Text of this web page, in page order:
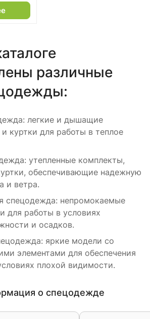
различные
легкие и дышащие
куртки для работы в теплое
утепленные комплекты,
обеспечивающие надежную
и ветра.
спецодежда: непромокаемые
для работы в условиях
и осадков.
яркие модели со
элементами для обеспечения
плохой видимости.
о спецодежде